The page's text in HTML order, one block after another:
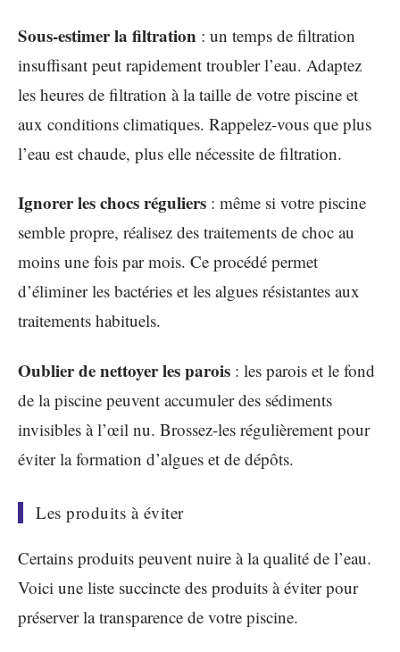
Sous-estimer la filtration : un temps de filtration
insuffisant peut rapidement troubler l’eau. Adaptez
les heures de filtration à la taille de votre piscine et
aux conditions climatiques. Rappelez-vous que plus
l’eau est chaude, plus elle nécessite de filtration.
Ignorer les chocs réguliers : même si votre piscine
semble propre, réalisez des traitements de choc au
moins une fois par mois. Ce procédé permet
d’éliminer les bactéries et les algues résistantes aux
traitements habituels.
Oublier de nettoyer les parois : les parois et le fond
de la piscine peuvent accumuler des sédiments
invisibles à l’œil nu. Brossez-les régulièrement pour
éviter la formation d’algues et de dépôts.
Les produits à éviter
Certains produits peuvent nuire à la qualité de l’eau.
Voici une liste succincte des produits à éviter pour
préserver la transparence de votre piscine.